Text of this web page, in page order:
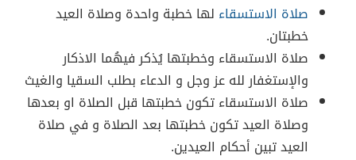
صلاة الاستسقاء لها خطبة واحدة وصلاة العيد
خطبتان.
صلاة الاستسقاء وخطبتها يُذكر فيهُما الاذكار
والإستغفار لله عز وجل و الدعاء بطلب السقيا والغيث
صلاة الاستسقاء تكون خطبتها قبل الصلاة او بعدها
وصلاة العيد تكون خطبتها بعد الصلاة و في صلاة
العيد تبين أحكام العيدين.